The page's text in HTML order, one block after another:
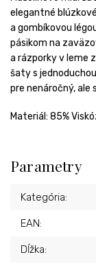
elegantné
a gombíkovou
pásikom na
a rázporky v leme
šaty s
pre nenáročný, ale
Materiál: 85%
Parametry
Kategória:
EAN:
Dĺžka: